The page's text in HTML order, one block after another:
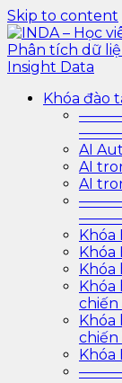
Skip to content
INDA – Học
INDA – Học
sâu cho ngành
và doanh
lộ trình với AI
Khóa đào
AI
AI
AI
Khóa
Khóa
Khóa
Khóa
chiến
Khóa
chiến
Khóa